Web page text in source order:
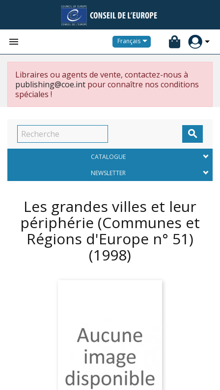
 Français
Libraires ou agents de vente, contactez-nous à
publishing@coe.int pour connaître nos conditions
spéciales !

CATALOGUE
NEWSLETTER
Les grandes villes et leur
périphérie (Communes et
Régions d'Europe n° 51)
(1998)